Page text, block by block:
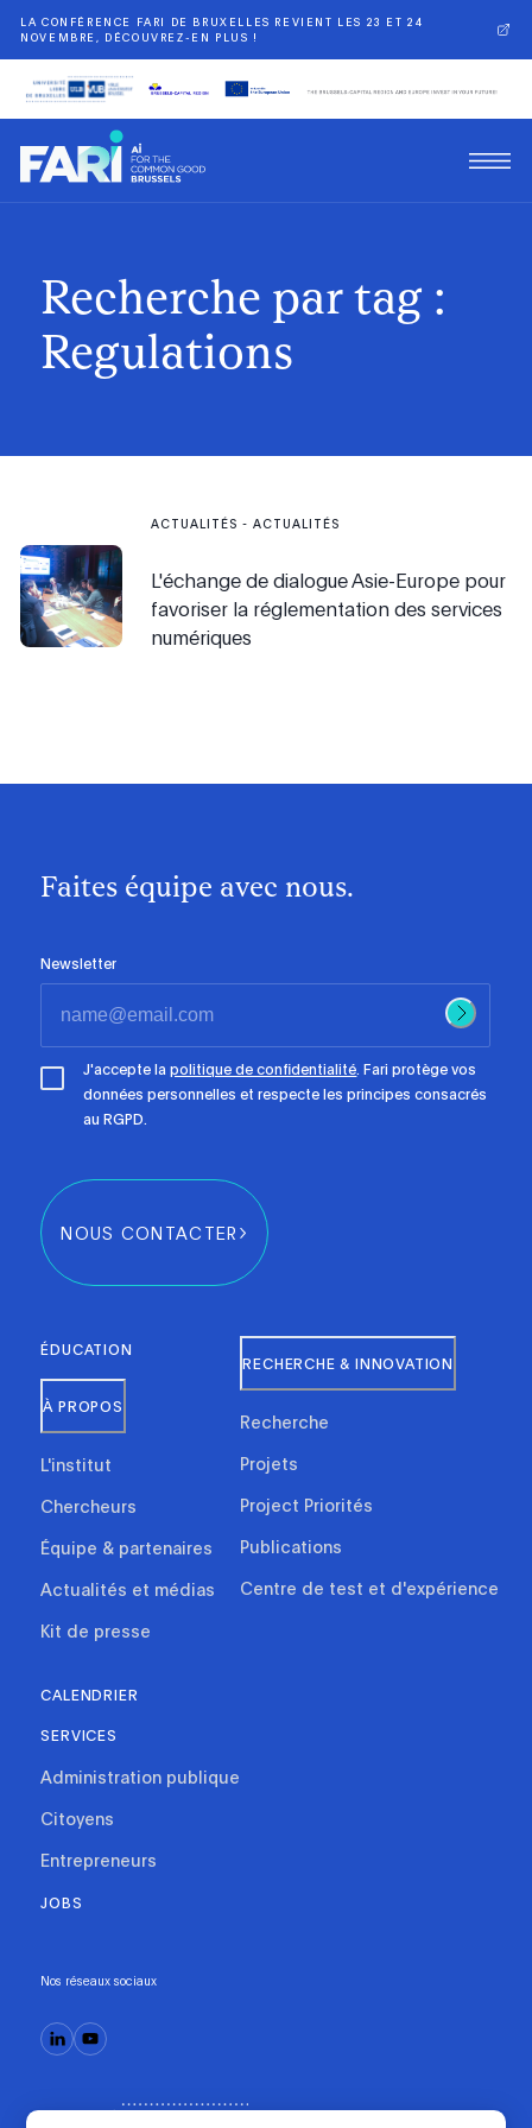
LA CONFÉRENCE FARI DE BRUXELLES REVIENT LES 23 ET 24
NOVEMBRE, DÉCOUVREZ-EN PLUS !
Recherche par tag :
Regulations
ACTUALITÉS -ACTUALITÉS
L'échange de dialogue Asie-Europe pour
favoriser la réglementation des services
numériques
Faites équipe avec nous.
Newsletter
J'accepte lapolitique de confidentialité. Fari protège vos
données personnelles et respecte les principes consacrés
au RGPD.
NOUS CONTACTER
ÉDUCATION
À PROPOS
L'institut
Chercheurs
Équipe & partenaires
Actualités et médias
Kit de presse
RECHERCHE & INNOVATION
Recherche
Projets
Project Priorités
Publications
Centre de test et d'expérience
CALENDRIER
SERVICES
Administration publique
Citoyens
Entrepreneurs
JOBS
Nos réseaux sociaux